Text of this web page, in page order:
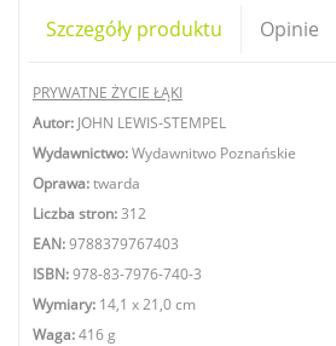
Szczegóły produktu Opinie
PRYWATNE ŻYCIE ŁĄKI
Autor: JOHN LEWIS-STEMPEL
Wydawnictwo:Wydawnitwo Poznańskie
Oprawa:twarda
Liczba stron:312
EAN:9788379767403
ISBN:978-83-7976-740-3
Wymiary: 14,1 x 21,0 cm
Waga:416 g